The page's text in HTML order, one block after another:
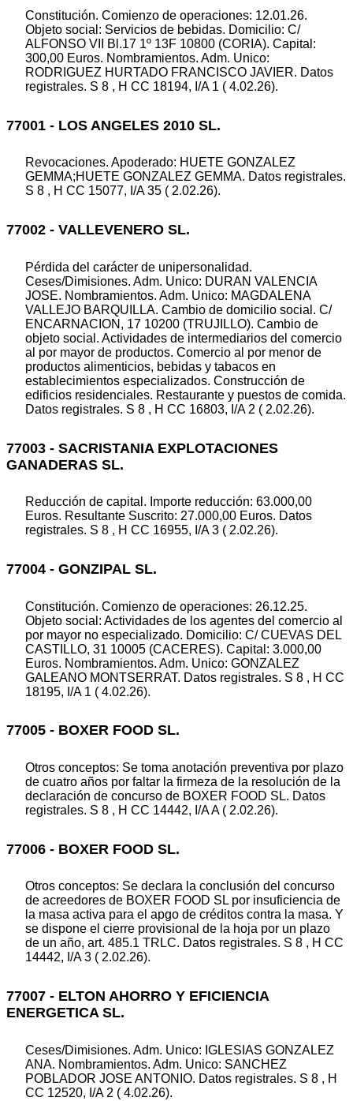
Constitución. Comienzo de operaciones: 12.01.26.
Objeto social: Servicios de bebidas. Domicilio: C/
ALFONSO VII Bl.17 1º 13F 10800 (CORIA). Capital:
300,00 Euros. Nombramientos. Adm. Unico:
RODRIGUEZ HURTADO FRANCISCO JAVIER. Datos
registrales. S 8 , H CC 18194, I/A 1 ( 4.02.26).
77001 - LOS ANGELES 2010 SL.
Revocaciones. Apoderado: HUETE GONZALEZ
GEMMA;HUETE GONZALEZ GEMMA. Datos registrales.
S 8 , H CC 15077, I/A 35 ( 2.02.26).
77002 - VALLEVENERO SL.
Pérdida del carácter de unipersonalidad.
Ceses/Dimisiones. Adm. Unico: DURAN VALENCIA
JOSE. Nombramientos. Adm. Unico: MAGDALENA
VALLEJO BARQUILLA. Cambio de domicilio social. C/
ENCARNACION, 17 10200 (TRUJILLO). Cambio de
objeto social. Actividades de intermediarios del comercio
al por mayor de productos. Comercio al por menor de
productos alimenticios, bebidas y tabacos en
establecimientos especializados. Construcción de
edificios residenciales. Restaurante y puestos de comida.
Datos registrales. S 8 , H CC 16803, I/A 2 ( 2.02.26).
77003 - SACRISTANIA EXPLOTACIONES
GANADERAS SL.
Reducción de capital. Importe reducción: 63.000,00
Euros. Resultante Suscrito: 27.000,00 Euros. Datos
registrales. S 8 , H CC 16955, I/A 3 ( 2.02.26).
77004 - GONZIPAL SL.
Constitución. Comienzo de operaciones: 26.12.25.
Objeto social: Actividades de los agentes del comercio al
por mayor no especializado. Domicilio: C/ CUEVAS DEL
CASTILLO, 31 10005 (CACERES). Capital: 3.000,00
Euros. Nombramientos. Adm. Unico: GONZALEZ
GALEANO MONTSERRAT. Datos registrales. S 8 , H CC
18195, I/A 1 ( 4.02.26).
77005 - BOXER FOOD SL.
Otros conceptos: Se toma anotación preventiva por plazo
de cuatro años por faltar la firmeza de la resolución de la
declaración de concurso de BOXER FOOD SL. Datos
registrales. S 8 , H CC 14442, I/A A ( 2.02.26).
77006 - BOXER FOOD SL.
Otros conceptos: Se declara la conclusión del concurso
de acreedores de BOXER FOOD SL por insuficiencia de
la masa activa para el apgo de créditos contra la masa. Y
se dispone el cierre provisional de la hoja por un plazo
de un año, art. 485.1 TRLC. Datos registrales. S 8 , H CC
14442, I/A 3 ( 2.02.26).
77007 - ELTON AHORRO Y EFICIENCIA
ENERGETICA SL.
Ceses/Dimisiones. Adm. Unico: IGLESIAS GONZALEZ
ANA. Nombramientos. Adm. Unico: SANCHEZ
POBLADOR JOSE ANTONIO. Datos registrales. S 8 , H
CC 12520, I/A 2 ( 4.02.26).